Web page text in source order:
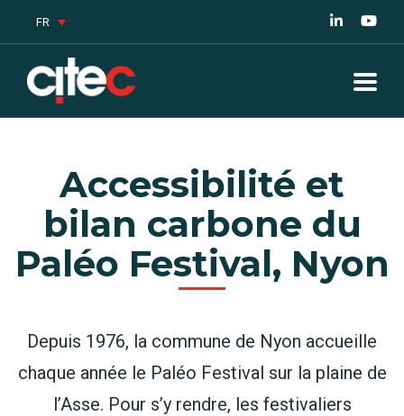
FR
Accessibilité et
bilan carbone du
Paléo Festival, Nyon
Depuis 1976, la commune de Nyon accueille
chaque année le Paléo Festival sur la plaine de
l’Asse. Pour s’y rendre, les festivaliers